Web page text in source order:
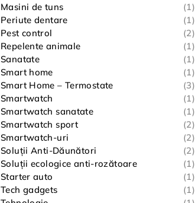
Masini de tuns
(1)
Periute dentare
(1)
Pest control
(2)
Repelente animale
(1)
Sanatate
(1)
Smart home
(1)
Smart Home – Termostate
(3)
Smartwatch
(1)
Smartwatch sanatate
(1)
Smartwatch sport
(2)
Smartwatch-uri
(2)
Soluții Anti-Dăunători
(2)
Soluții ecologice anti-rozătoare
(1)
Starter auto
(1)
Tech gadgets
(1)